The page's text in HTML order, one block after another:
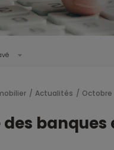
Actualités Octobre